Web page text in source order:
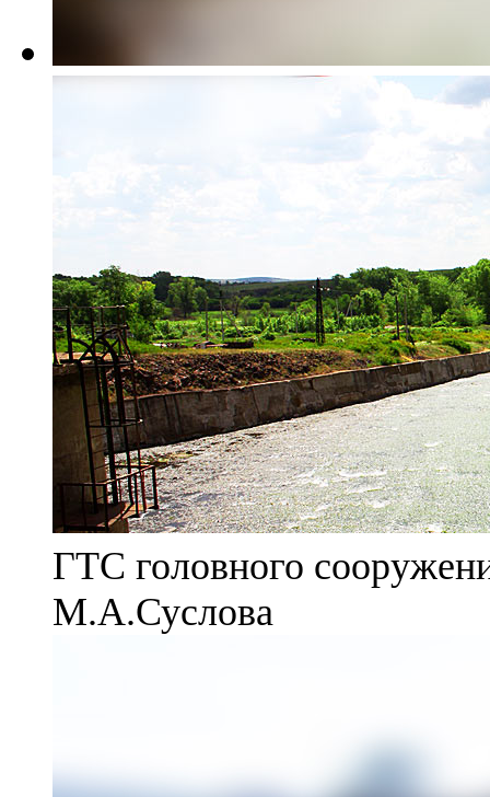
ГТС головного
М.А.Суслова